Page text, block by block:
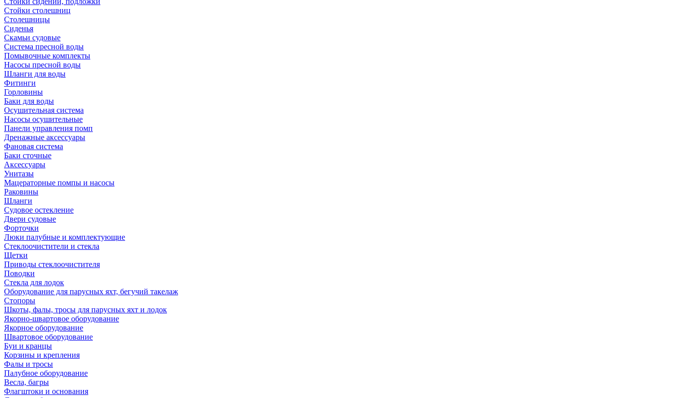
Стойки столешниц
Столешницы
Сиденья
Скамьи судовые
Система пресной воды
Помывочные комплекты
Насосы пресной воды
Шланги для воды
Фитинги
Горловины
Баки для воды
Осушительная система
Насосы осушительные
Панели управления помп
Дренажные аксессуары
Фановая система
Баки сточные
Аксессуары
Унитазы
Мацераторные помпы и насосы
Раковины
Шланги
Судовое остекление
Двери судовые
Форточки
Люки палубные и комплектующие
Стеклоочистители и стекла
Щетки
Приводы стеклоочистителя
Поводки
Стекла для лодок
Оборудование для парусных яхт, бегучий такелаж
Стопоры
Шкоты, фалы, тросы для парусных яхт и лодок
Якорно-швартовое оборудование
Якорное оборудование
Швартовое оборудование
Буи и кранцы
Корзины и крепления
Фалы и тросы
Палубное оборудование
Весла, багры
Флагштоки и основания